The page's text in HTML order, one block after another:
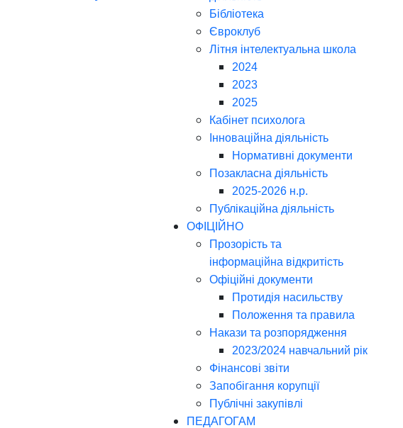
Бібліотека
Євроклуб
Літня інтелектуальна школа
2024
2023
2025
Кабінет психолога
Інноваційна діяльність
Нормативні документи
Позакласна діяльність
2025-2026 н.р.
Публікаційна діяльність
ОФІЦІЙНО
Прозорість та
інформаційна відкритість
Офіційні документи
Протидія насильству
Положення та правила
Накази та розпорядження
2023/2024 навчальний рік
Фінансові звіти
Запобігання корупції
Публічні закупівлі
ПЕДАГОГАМ